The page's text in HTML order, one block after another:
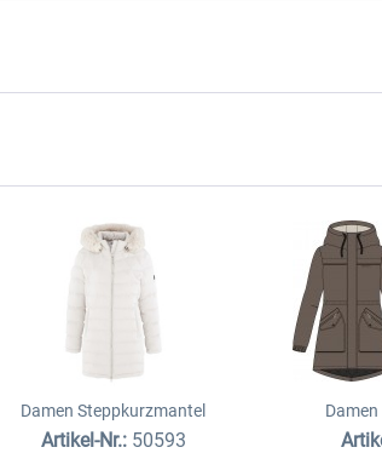
Damen Steppkurzmantel
Artikel-Nr.: 50593